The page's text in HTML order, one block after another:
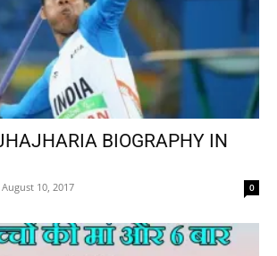
BIOGRAPHY IN
August 10, 2017 0